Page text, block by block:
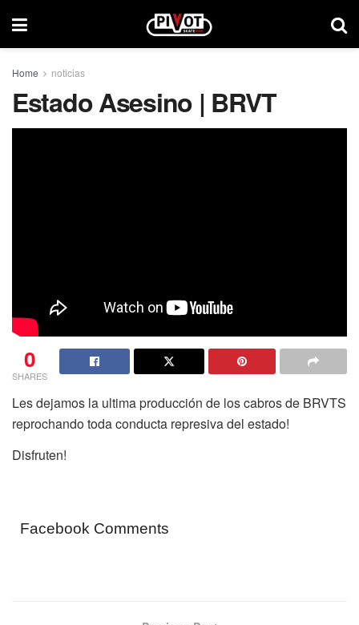
Home noticias
Estado Asesino | BRVT
0
SHARES
Les dejamos la ultima producción de los cabros de BRVTS
reprochando toda conducta represiva del estado!
Disfruten!
Facebook Comments